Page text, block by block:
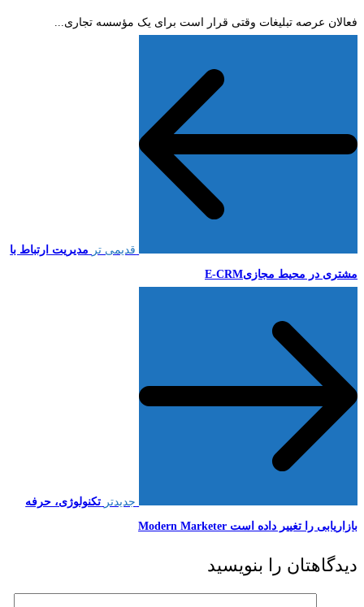
فعالان عرصه تبلیغات وقتی قرار است برای یک مؤسسه تجاری...
قدیمی تر مدیریت ارتباط با
مشتری در محیط مجازیE-CRM
جدیدتر تکنولوژی، حرفه
بازاریابی را تغییر داده است Modern Marketer
دیدگاهتان را بنویسید